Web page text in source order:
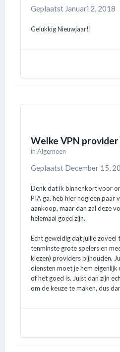
Geplaatst Januari 2, 2018
Gelukkig Nieuwjaar!!
Welke VPN provider
in Algemeen
Geplaatst December 15,
Denk dat ik binnenkort voor
PIA ga, heb hier nog een paar
aankoop, maar dan zal deze
helemaal goed zijn.
Echt geweldig dat jullie zoveel
tenminste grote spelers en
kiezen) providers bijhouden.
diensten moet je hem
of het goed is. Juist dan zijn
om de keuze te maken, dus